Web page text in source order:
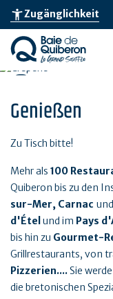
Skip
main
content
accessibility_newZugänglichkeit
Genießen
Zu Tisch bitte!
Mehr als 100
Quiberon bis zu den
sur-Mer, Carnac
d'Étel und im Pays
bis hin zu Gourmet-
Grillrestaurants, von
Pizzerien....Sie
die bretonischen